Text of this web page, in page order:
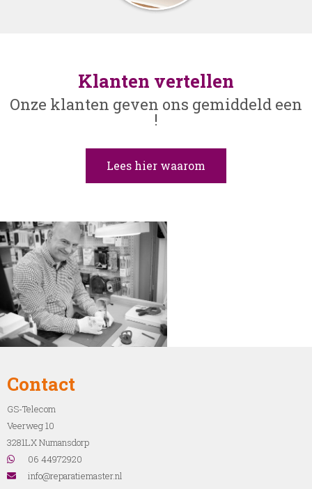
Klanten vertellen
Onze klanten geven ons gemiddeld een
!
Lees hier waarom
Contact
GS-Telecom
Veerweg 10
3281LX Numansdorp
06 44972920
info@reparatiemaster.nl